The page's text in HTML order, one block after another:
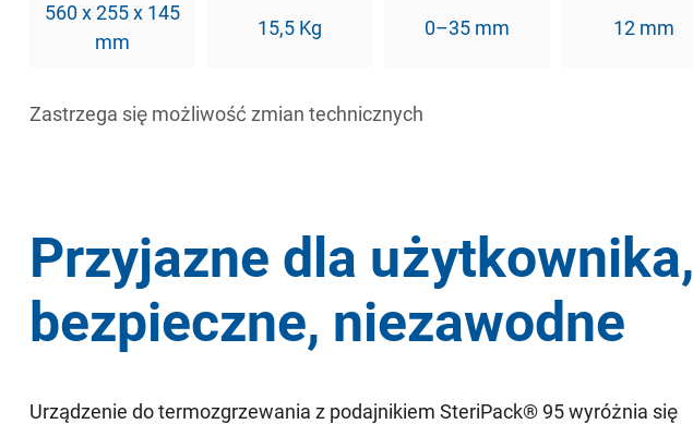
560 x 255 x 145
mm
15,5 Kg 0–35 mm 12 mm
Zastrzega się możliwość zmian technicznych
Przyjazne dla użytkownika,
bezpieczne, niezawodne
Urządzenie do termozgrzewania z podajnikiem SteriPack® 95 wyróżnia się